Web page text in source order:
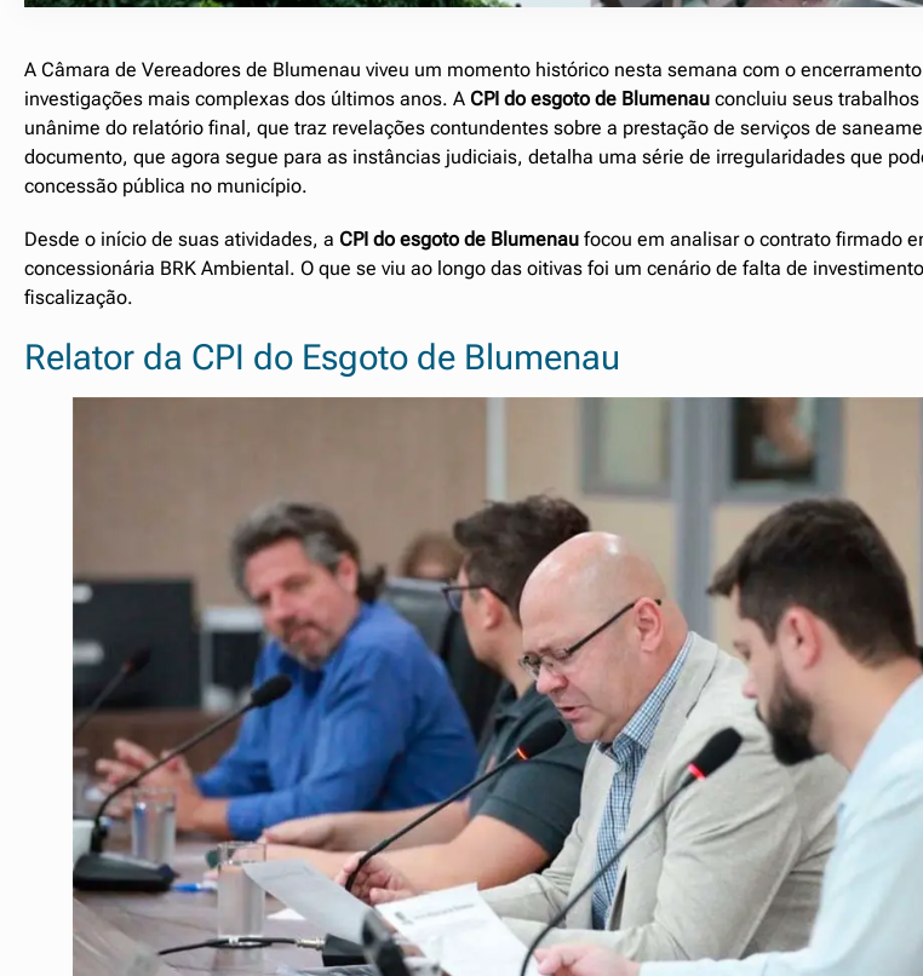
A Câmara de Vereadores de Blumenau viveu um momento histórico nesta semana com o
investigações mais complexas dos últimos anos. A CPI do esgoto de Blumenau concluiu seus
unânime do relatório final, que traz revelações contundentes sobre a prestação de serviços de
documento, que agora segue para as instâncias judiciais, detalha uma série de irregularidades que
concessão pública no município.
Desde o início de suas atividades, a CPI do esgoto de Blumenau focou em analisar o contrato firmado
concessionária BRK Ambiental. O que se viu ao longo das oitivas foi um cenário de falta de
fiscalização.
Relator da CPI do Esgoto de Blumenau